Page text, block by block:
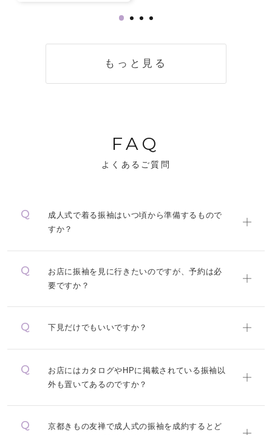
もっと見る
FAQ
よくあるご質問
成人式で着る振袖はいつ頃から準備するもので
すか？
お店に振袖を見に行きたいのですが、予約は必
要ですか？
下見だけでもいいですか？
お店にはカタログやHPに掲載されている振袖以
外も置いてあるのですか？
京都きもの友禅で成人式の振袖を成約するとど